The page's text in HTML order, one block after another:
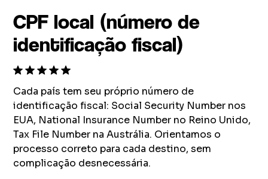
CPF local (número de
identificação fiscal)
Cada país tem seu próprio número de
identificação fiscal: Social Security Number nos
EUA, National Insurance Number no Reino Unido,
Tax File Number na Austrália. Orientamos o
processo correto para cada destino, sem
complicação desnecessária.